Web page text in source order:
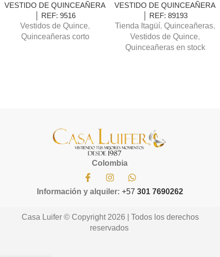
VESTIDO DE QUINCEAÑERA
│ REF: 9516
Vestidos de Quince,
Quinceañeras corto
VESTIDO DE QUINCEAÑERA
│ REF: 89193
Tienda Itagüí, Quinceañeras,
Vestidos de Quince,
Quinceañeras en stock
Colombia
Información y alquiler: +57 301 7690262
Casa Luifer © Copyright 2026 | Todos los derechos
reservados